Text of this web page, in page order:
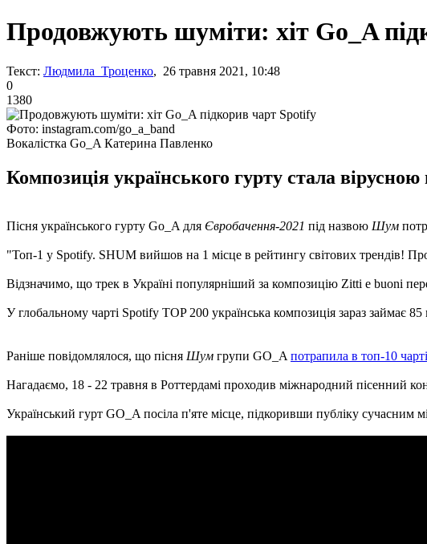
Продовжують шуміти: хіт Gо_A
Текст: Людмила Троценко, 26 травня 2021, 10:48
0
1380
Фото: instagram.com/go_a_band
Вокалістка Gо_A Катерина Павленко
Композиція українського гурту стала
Пісня українського гурту Gо_A для Євробачення-2021 під назвою Шум
"Топ-1 у Spotify. SHUM вийшов на 1 місце в рейтингу світових трендів!
Відзначимо, що трек в Україні популярніший за композицію Zitti e buoni
У глобальному чарті Spotify TOP 200 українська композиція зараз займає 85
Раніше повідомлялося, що пісня Шум групи GO_A потрапила в топ-10
Нагадаємо, 18 - 22 травня в Роттердамі проходив міжнародний пісенний
Український гурт GO_A посіла п'яте місце, підкоривши публіку сучасним